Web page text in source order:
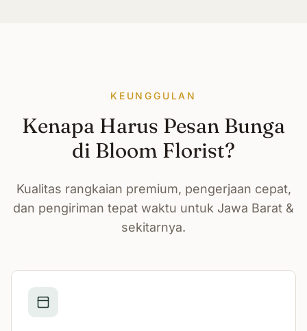
KEUNGGULAN
Kenapa Harus Pesan Bunga
di Bloom Florist?
Kualitas rangkaian premium, pengerjaan cepat,
dan pengiriman tepat waktu untuk Jawa Barat &
sekitarnya.